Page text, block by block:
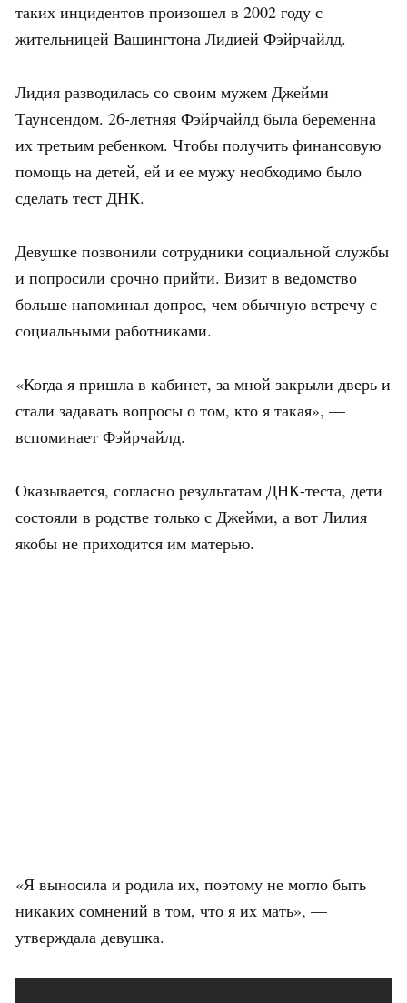
таких инцидентов произошел в 2002 году с
жительницей Вашингтона Лидией Фэйрчайлд.
Лидия разводилась со своим мужем Джейми
Таунсендом. 26-летняя Фэйрчайлд была беременна
их третьим ребенком. Чтобы получить финансовую
помощь на детей, ей и ее мужу необходимо было
сделать тест ДНК.
Девушке позвонили сотрудники социальной службы
и попросили срочно прийти. Визит в ведомство
больше напоминал допрос, чем обычную встречу с
социальными работниками.
«Когда я пришла в кабинет, за мной закрыли дверь и
стали задавать вопросы о том, кто я такая», —
вспоминает Фэйрчайлд.
Оказывается, согласно результатам ДНК-теста, дети
состояли в родстве только с Джейми, а вот Лилия
якобы не приходится им матерью.
«Я выносила и родила их, поэтому не могло быть
никаких сомнений в том, что я их мать», —
утверждала девушка.